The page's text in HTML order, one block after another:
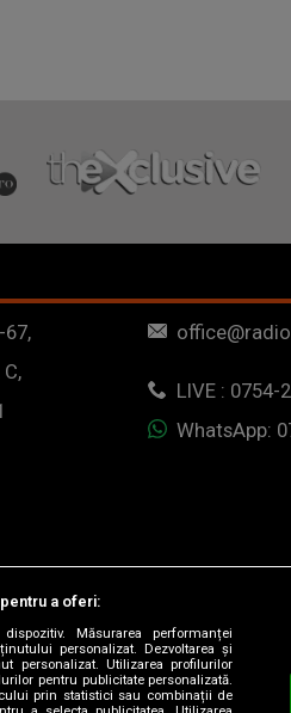
LIVE : 0754-
WhatsApp:
a oferi:
Măsurarea performanței
personalizat. Dezvoltarea și
personalizat. Utilizarea profilurilor
pentru publicitate personalizată.
prin statistici sau combinații de